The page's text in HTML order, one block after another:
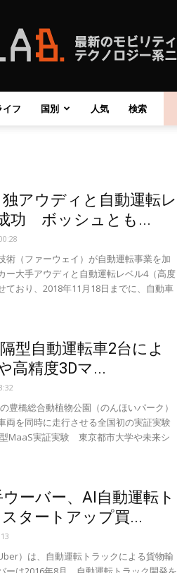
自
動
運
ボ
イフ 国別 人気 検索
アウディと自動運転レ
功 ボッシュとも...
術（ファーウェイ）が自動運転事業を加
ー大手アウディと自動運転レベル4（高度
ており、2018年11月18日までに、自動車
型自動運転車2台によ
高精度3Dマ...
豊橋総合動植物公園（のんほいパーク）
両を同時に走行させる全国初の実証実験
MaaS実証実験 東京都市大学や未来シ
ーバー、AI自動運転ト
タートアップ買...
）は、自動運転トラックによる貨物輸